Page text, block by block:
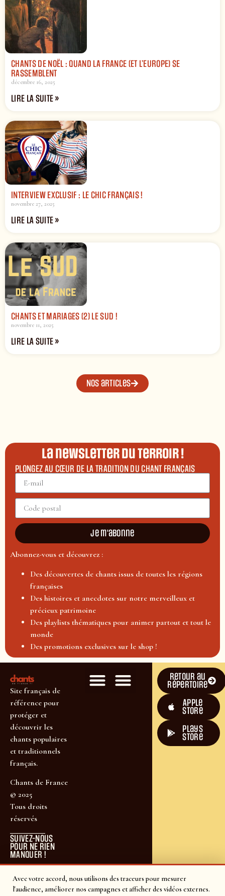
Avec votre accord, nous utilisons des traceurs pour mesurer
l'audience, améliorer nos campagnes et afficher des vidéos externes.
CHANTS DE NOËL : QUAND LA FRANCE (ET L’EUROPE) SE
RASSEMBLENT
décembre 16, 2025
LIRE LA SUITE »
INTERVIEW EXCLUSIF : LE CHIC FRANÇAIS !
novembre 27, 2025
LIRE LA SUITE »
CHANTS ET MARIAGES (2) LE SUD !
novembre 11, 2025
LIRE LA SUITE »
Nos articles
La newsletter du terroir !
PLONGEZ AU CŒUR DE LA TRADITION DU CHANT FRANÇAIS
Je m'abonne
Abonnez-vous et découvrez :
Des découvertes de chants issus de toutes les régions
françaises
Des histoires et anecdotes sur notre merveilleux et
précieux patrimoine
Des playlists thématiques pour animer partout et tout le
monde
Des promotions exclusives sur le shop !
Site français de
référence pour
protéger et
découvrir les
chants populaires
et traditionnels
français.
Chants de France
© 2025
Tous droits
réservés
SUIVEZ-NOUS
POUR NE RIEN
MANQUER !
Retour au
répertoire
Apple
Store
plays
store